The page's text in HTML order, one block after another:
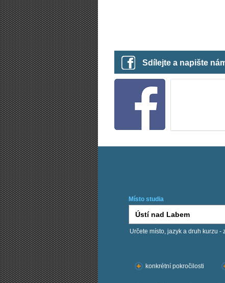
Sdílejte a napište
Místo studia
Určete místo, jazyk a druh kurzu -
konkrétní pokročilosti